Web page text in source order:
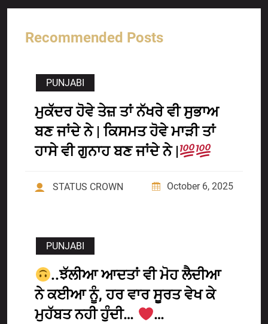
Recommended Posts
PUNJABI
ਮੁਕੱਦਰ ਹੋਵੇ ਤੇਜ਼ ਤਾਂ ਨੱਖਰੇ ਵੀ ਸੁਭਾਅ
ਬਣ ਜਾਂਦੇ ਨੇ | ਕਿਸਮਤ ਹੋਵੇ ਮਾੜੀ ਤਾਂ
ਹਾਸੇ ਵੀ ਗੁਨਾਹ ਬਣ ਜਾਂਦੇ ਨੇ |
STATUS CROWN October 6, 2025
PUNJABI
..ਝੱਲੀਆ ਆਦਤਾਂ ਵੀ ਮੋਹ ਲੈਦੀਆ
ਨੇ ਕਈਆ ਨੂੰ, ਹਰ ਵਾਰ ਸੂਰਤ ਵੇਖ ਕੇ
ਮੁਹੱਬਤ ਨਹੀ ਹੁੰਦੀ…
…